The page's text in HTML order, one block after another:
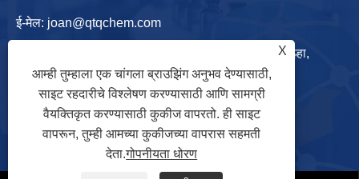
ई-मेल: joan@qtqchem.com
पत्ता: शानशुयुआन, किंगशुईवान व्हिला, झोंगताई स्ट्रीट, युहंग जिल्हा,
हांगझोउ शहर, झेजियांग प्रांत, चीन
X
आम्ही तुम्हाला एक चांगला ब्राउझिंग अनुभव देण्यासाठी,
साइट रहदारीचे विश्लेषण करण्यासाठी आणि सामग्री
वैयक्तिकृत करण्यासाठी कुकीज वापरतो. ही साइट
वापरून, तुम्ही आमच्या कुकीजच्या वापरास सहमती
देता.गोपनीयता धोरण